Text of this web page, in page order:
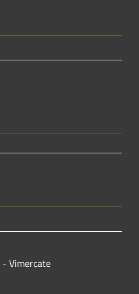
Vimercate